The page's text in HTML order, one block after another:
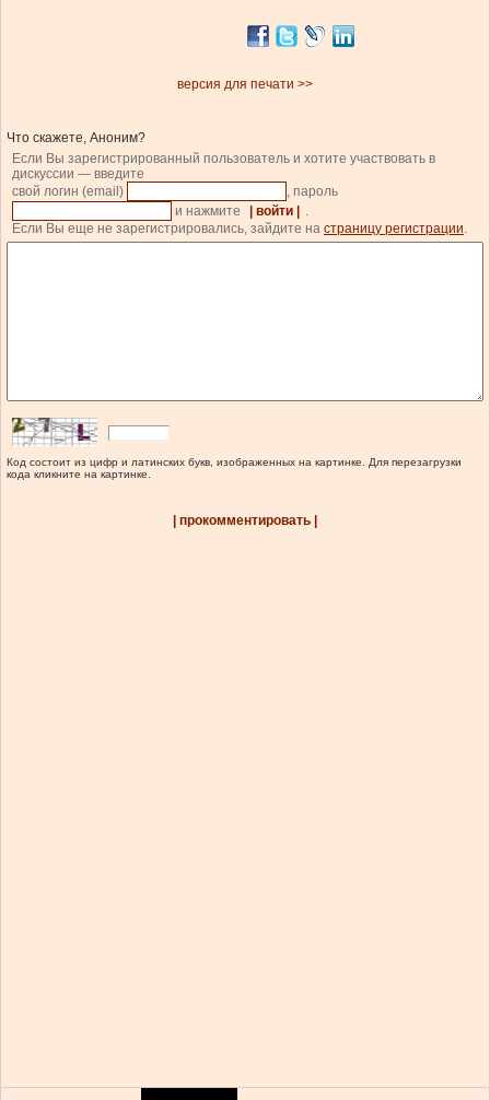
версия для печати >>
Что скажете, Аноним?
Если Вы зарегистрированный пользователь и хотите участвовать в
дискуссии — введите
свой логин (email)
, пароль
и нажмите
| войти |
.
Если Вы еще не зарегистрировались, зайдите на страницу регистрации.
Код состоит из цифр и латинских букв, изображенных на картинке. Для перезагрузки
кода кликните на картинке.
| прокомментировать |